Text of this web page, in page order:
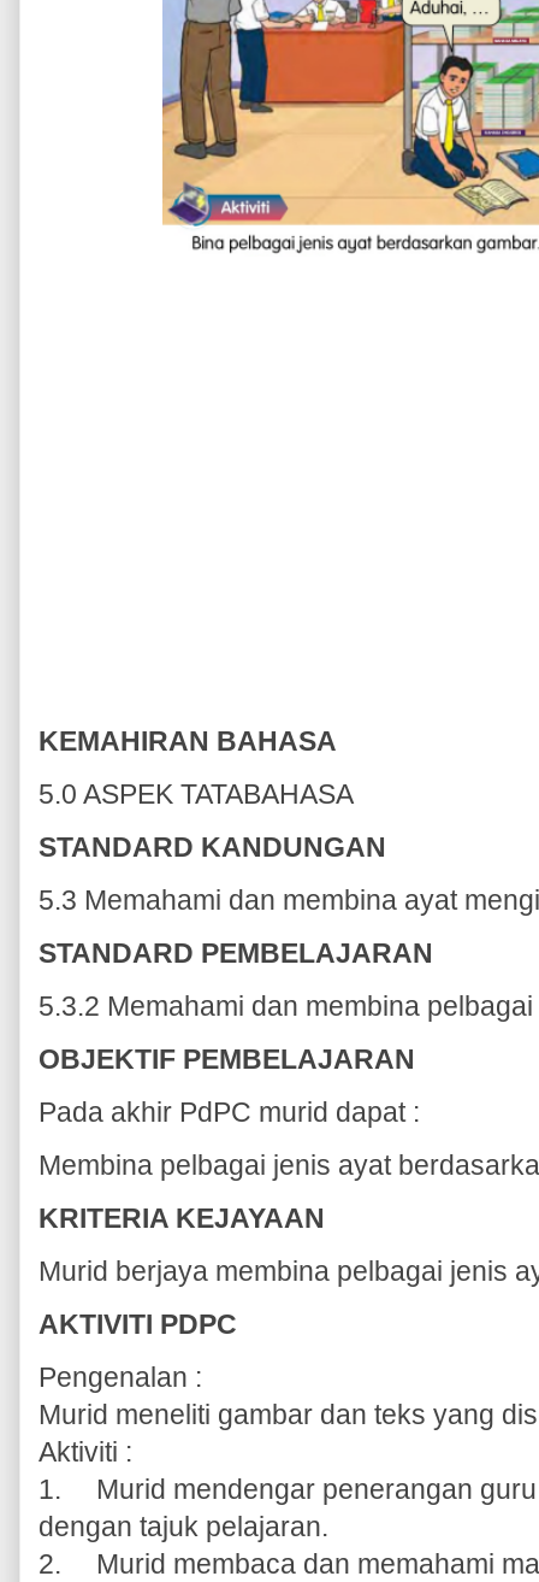
KEMAHIRAN BAHASA
5.0 ASPEK TATABAHASA
STANDARD KANDUNGAN
5.3 Memahami dan membina ayat
STANDARD PEMBELAJARAN
5.3.2 Memahami dan membina
OBJEKTIF PEMBELAJARAN
Pada akhir PdPC murid dapat :
Membina pelbagai jenis ayat
KRITERIA KEJAYAAN
Murid berjaya membina pelbagai jenis
AKTIVITI PDPC
Pengenalan :
Murid meneliti gambar dan teks yang
Aktiviti :
1.
Murid mendengar penerangan
dengan tajuk pelajaran.
2.
Murid membaca dan memahami